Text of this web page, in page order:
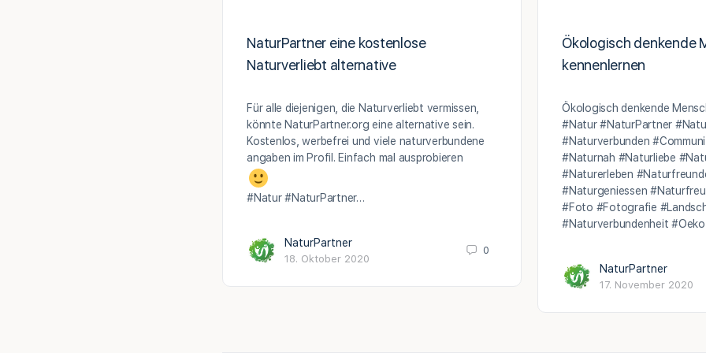
NaturPartner eine kostenlose
Naturverliebt alternative
Für alle diejenigen, die Naturverliebt vermissen,
könnte NaturPartner.org eine alternative sein.
Kostenlos, werbefrei und viele naturverbundene
angaben im Profil. Einfach mal ausprobieren
#Natur #NaturPartner…
NaturPartner
18. Oktober 2020
0
Ökologisch denkende
kennenlernen
Ökologisch denkende
#Natur #NaturPartner
#Naturverbunden
#Naturnah #Naturliebe
#Naturerleben
#Naturgeniessen
#Foto #Fotografie
#Naturverbundenheit
NaturPartner
17. November 2020